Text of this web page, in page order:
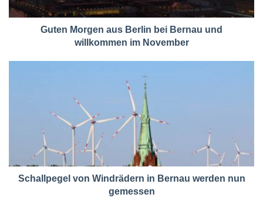
Guten Morgen aus Berlin bei Bernau und
willkommen im November
Schallpegel von Windrädern in Bernau werden nun
gemessen